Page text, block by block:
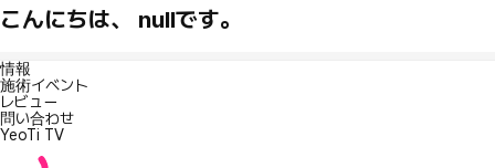
こんにちは、 nullです。
情報
施術イベント
レビュー
問い合わせ
YeoTi TV